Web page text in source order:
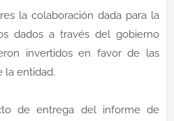
la colaboración dada para la
dados a través del gobierno
invertidos en favor de las
la entidad.
de entrega del informe de